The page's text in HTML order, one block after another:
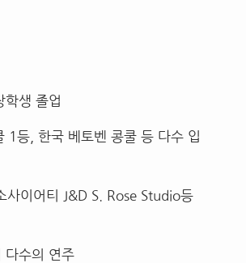
학생 졸업
1 등 한국 베토벤 콩쿨 등 다수 입
사이어티 J&D S. Rose Studio등
다수의 연주